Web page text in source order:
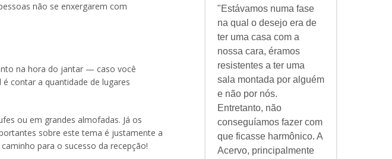
não se enxergarem com
na hora do jantar — caso você
contar a quantidade de lugares
ou em grandes almofadas. Já os
sobre este tema é justamente a
para o sucesso da recepção!
"Estávamos numa fase
na qual o desejo era de
ter uma casa com a
nossa cara, éramos
resistentes a ter uma
sala montada por alguém
e não por nós.
Entretanto, não
conseguíamos fazer com
que ficasse harmônico. A
Acervo, principalmente